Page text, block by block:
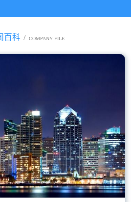
百科 / COMPANY FILE